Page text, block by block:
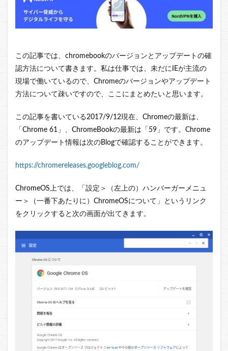
この記事では、chromebookのバージョンとアップデートの確
認方法について書きます。私は仕事では、未だにIEが主流の
現場で働いているので、Chromeのバージョンやアップデート
方法について疎いですので、ここにまとめたいと思います。
この記事を書いている2017/9/12現在、Chromeの最新は、
「Chrome 61」、ChromeBookの最新は「59」です。Chrome
のアップデート情報は次のBlogで確認することができます。
https://chromereleases.googleblog.com/
ChromeOS上では、「設定＞（左上の）ハンバーガーメニュ
ー＞（一番下あたりに）ChromeOSについて」というリンク
をクリックすると次の画面が出てきます。